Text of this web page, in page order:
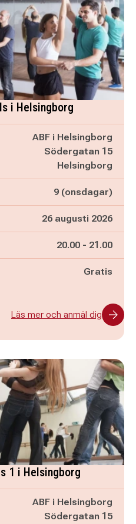
i Helsingborg
ABF i Helsingborg
Södergatan 15
Helsingborg
9 (onsdagar)
26 augusti 2026
Pågår mellan
20.00 - och
21.00
Gratis
Läs mer och anmäl dig
1 i Helsingborg
ABF i Helsingborg
Södergatan 15